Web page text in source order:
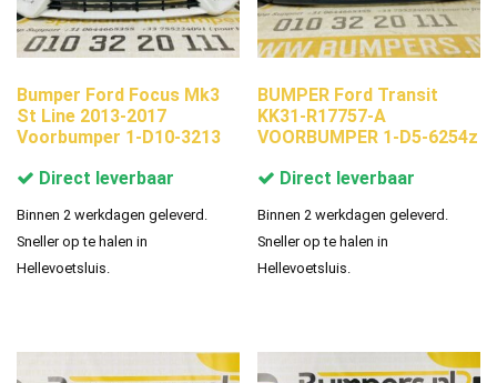
Bumper Ford Focus Mk3
St Line 2013-2017
Voorbumper 1-D10-3213
Direct leverbaar
Binnen 2 werkdagen geleverd.
Sneller op te halen in
Hellevoetsluis.
BUMPER Ford Transit
KK31-R17757-A
VOORBUMPER 1-D5-6254z
Direct leverbaar
Binnen 2 werkdagen geleverd.
Sneller op te halen in
Hellevoetsluis.